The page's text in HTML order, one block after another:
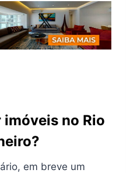
no Rio
em breve um